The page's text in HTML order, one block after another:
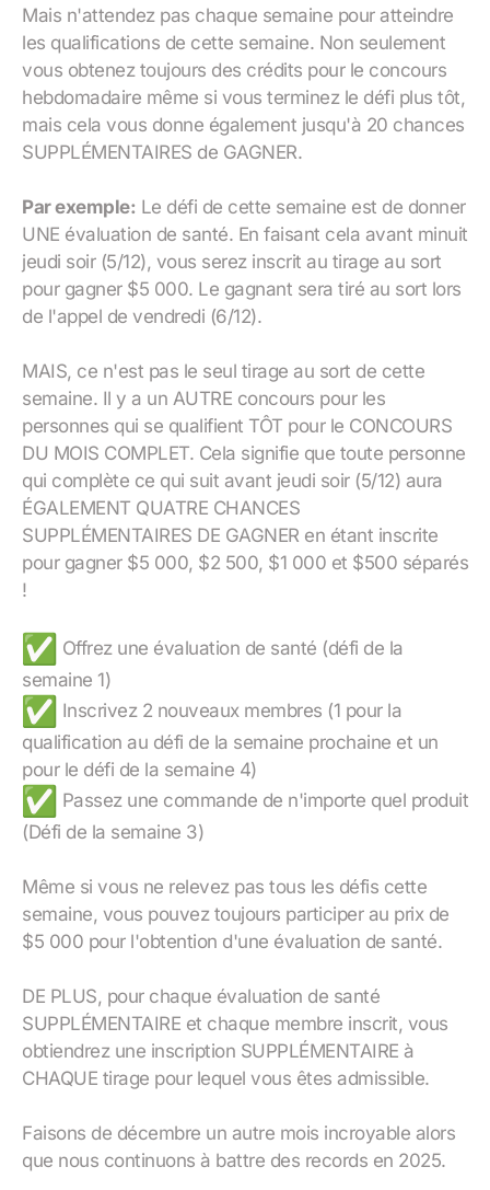
Mais n'attendez pas chaque semaine pour atteindre
les qualifications de cette semaine. Non seulement
vous obtenez toujours des crédits pour le concours
hebdomadaire même si vous terminez le défi plus tôt,
mais cela vous donne également jusqu'à 20 chances
SUPPLÉMENTAIRES de GAGNER.
Par exemple: Le défi de cette semaine est de donner
UNE évaluation de santé. En faisant cela avant minuit
jeudi soir (5/12), vous serez inscrit au tirage au sort
pour gagner $5 000. Le gagnant sera tiré au sort lors
de l'appel de vendredi (6/12).
MAIS, ce n'est pas le seul tirage au sort de cette
semaine. Il y a un AUTRE concours pour les
personnes qui se qualifient TÔT pour le CONCOURS
DU MOIS COMPLET. Cela signifie que toute personne
qui complète ce qui suit avant jeudi soir (5/12) aura
ÉGALEMENT QUATRE CHANCES
SUPPLÉMENTAIRES DE GAGNER en étant inscrite
pour gagner $5 000, $2 500, $1 000 et $500 séparés
!
Offrez une évaluation de santé (défi de la
semaine 1)
Inscrivez 2 nouveaux membres (1 pour la
qualification au défi de la semaine prochaine et un
pour le défi de la semaine 4)
Passez une commande de n'importe quel produit
(Défi de la semaine 3)
Même si vous ne relevez pas tous les défis cette
semaine, vous pouvez toujours participer au prix de
$5 000 pour l'obtention d'une évaluation de santé.
DE PLUS, pour chaque évaluation de santé
SUPPLÉMENTAIRE et chaque membre inscrit, vous
obtiendrez une inscription SUPPLÉMENTAIRE à
CHAQUE tirage pour lequel vous êtes admissible.
Faisons de décembre un autre mois incroyable alors
que nous continuons à battre des records en 2025.